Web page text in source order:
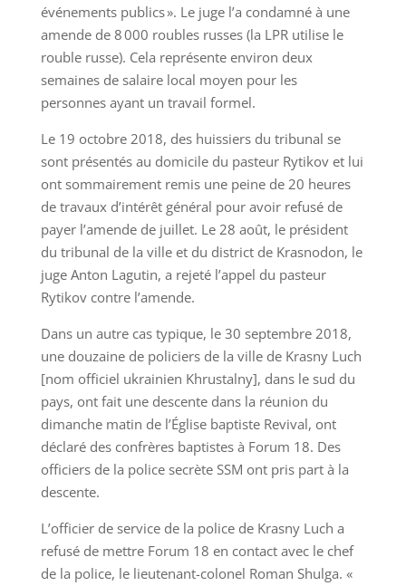
événements publics ». Le juge l’a condamné à une
amende de 8 000 roubles russes (la LPR utilise le
rouble russe). Cela représente environ deux
semaines de salaire local moyen pour les
personnes ayant un travail formel.
Le 19 octobre 2018, des huissiers du tribunal se
sont présentés au domicile du pasteur Rytikov et lui
ont sommairement remis une peine de 20 heures
de travaux d’intérêt général pour avoir refusé de
payer l’amende de juillet. Le 28 août, le président
du tribunal de la ville et du district de Krasnodon, le
juge Anton Lagutin, a rejeté l’appel du pasteur
Rytikov contre l’amende.
Dans un autre cas typique, le 30 septembre 2018,
une douzaine de policiers de la ville de Krasny Luch
[nom officiel ukrainien Khrustalny], dans le sud du
pays, ont fait une descente dans la réunion du
dimanche matin de l’Église baptiste Revival, ont
déclaré des confrères baptistes à Forum 18. Des
officiers de la police secrète SSM ont pris part à la
descente.
L’officier de service de la police de Krasny Luch a
refusé de mettre Forum 18 en contact avec le chef
de la police, le lieutenant-colonel Roman Shulga. «